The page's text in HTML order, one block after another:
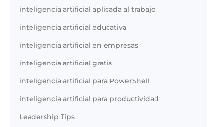
inteligencia artificial aplicada al trabajo
inteligencia artificial educativa
inteligencia artificial en empresas
inteligencia artificial gratis
inteligencia artificial para PowerShell
inteligencia artificial para productividad
Leadership Tips